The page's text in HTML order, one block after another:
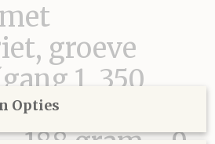
groeve
1, 350
Opties